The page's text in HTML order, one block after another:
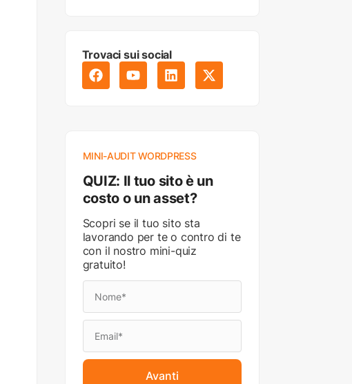
Trovaci sui social
MINI-AUDIT WORDPRESS
QUIZ: Il tuo sito è un
costo o un asset?
Scopri se il tuo sito sta
lavorando per te o contro di te
con il nostro mini-quiz
gratuito!
Avanti